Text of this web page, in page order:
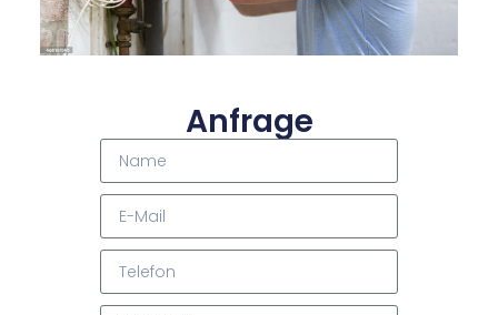
Anfrage